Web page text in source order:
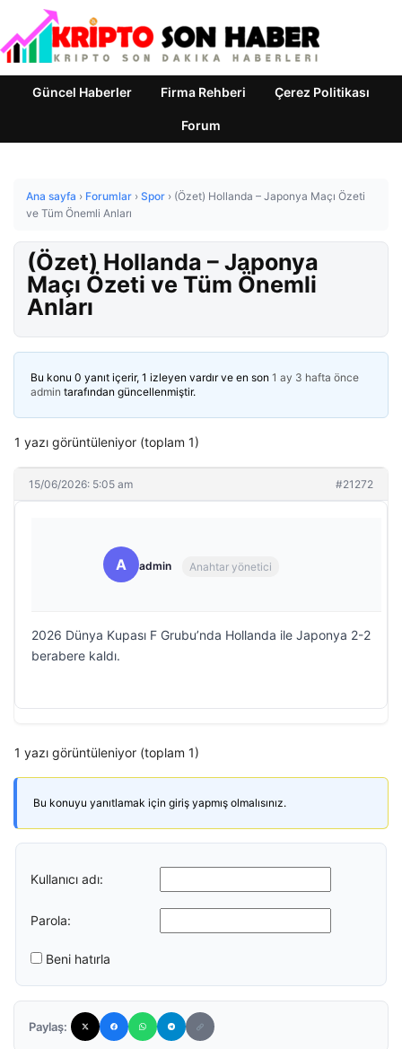
Güncel Haberler Firma Rehberi Çerez Politikası
Forum
Ana sayfa › Forumlar › Spor › (Özet) Hollanda – Japonya Maçı Özeti
ve Tüm Önemli Anları
(Özet) Hollanda – Japonya
Maçı Özeti ve Tüm Önemli
Anları
Bu konu 0 yanıt içerir, 1 izleyen vardır ve en son 1 ay 3 hafta önce
admin tarafından güncellenmiştir.
1 yazı görüntüleniyor (toplam 1)
15/06/2026: 5:05 am #21272
A admin Anahtar yönetici
2026 Dünya Kupası F Grubu’nda Hollanda ile Japonya 2-2
berabere kaldı.
1 yazı görüntüleniyor (toplam 1)
Bu konuyu yanıtlamak için giriş yapmış olmalısınız.
Kullanıcı adı:
Parola:
Beni hatırla
Paylaş: